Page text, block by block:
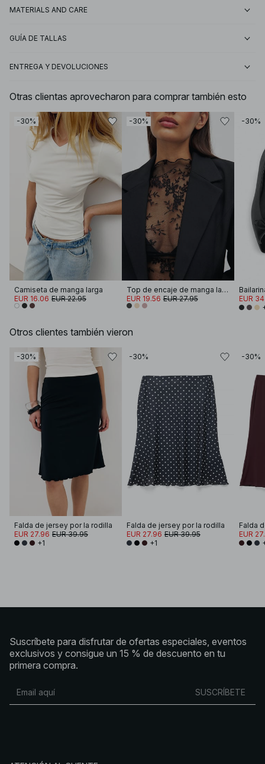
MATERIALS AND CARE
GUÍA DE TALLAS
ENTREGA Y DEVOLUCIONES
Otras clientas aprovecharon para comprar también esto
-30%
Camiseta de manga larga
EUR 16.06 EUR 22.95
-30%
Top de encaje de manga larga
EUR 19.56 EUR 27.95
-30%
EUR
Otros clientes también vieron
-30%
Falda de jersey por la rodilla
EUR 27.96 EUR 39.95
+1
-30%
Falda de jersey por la rodilla
EUR 27.96 EUR 39.95
+1
-30%
Falda
EUR
Suscríbete para disfrutar de ofertas especiales, eventos
exclusivos y consigue un 15 % de descuento en tu
primera compra.
SUSCRÍBETE